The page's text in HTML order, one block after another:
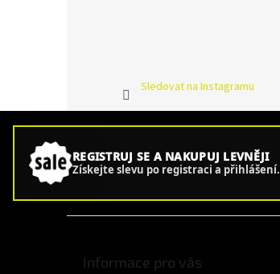
Sledovat na Instagramu
REGISTRUJ SE A NAKUPUJ LEVNĚJI
Získejte slevu po registraci a přihlášení.
Informace pro vás